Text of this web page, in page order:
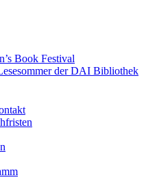
Book Festival
der DAI Bibliothek